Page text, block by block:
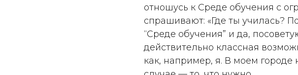
отношусь к Среде обучения с
спрашивают: «Где ты училась?
“Среде обучения” и да,
действительно классная
как, например, я. В моем городе